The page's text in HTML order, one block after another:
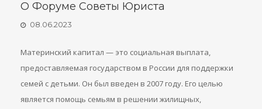
О Форуме Советы Юриста
08.06.2023
Материнский капитал — это социальная выплата,
предоставляемая государством в России для поддержки
семей с детьми. Он был введен в 2007 году. Его целью
является помощь семьям в решении жилищных,